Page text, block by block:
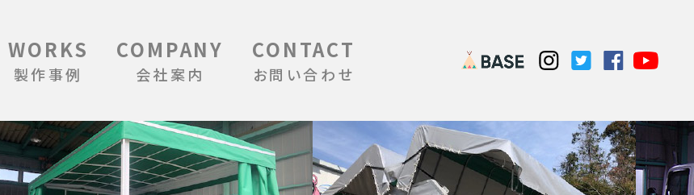
WORKS
製作事例
COMPANY
会社案内
CONTACT
お問い合わせ